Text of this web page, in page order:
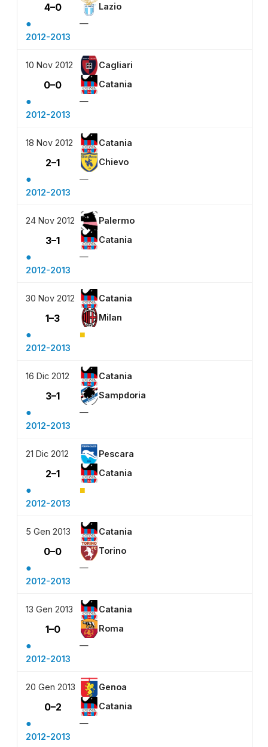
4–0 Lazio
●
—
2012-2013
10 Nov 2012 Cagliari
0–0 Catania
●
—
2012-2013
18 Nov 2012 Catania
2–1 Chievo
●
—
2012-2013
24 Nov 2012 Palermo
3–1 Catania
●
—
2012-2013
30 Nov 2012 Catania
1–3 Milan
● ■
2012-2013
16 Dic 2012 Catania
3–1 Sampdoria
●
—
2012-2013
21 Dic 2012 Pescara
2–1 Catania
● ■
2012-2013
5 Gen 2013 Catania
0–0 Torino
●
—
2012-2013
13 Gen 2013 Catania
1–0 Roma
●
—
2012-2013
20 Gen 2013 Genoa
0–2 Catania
●
—
2012-2013